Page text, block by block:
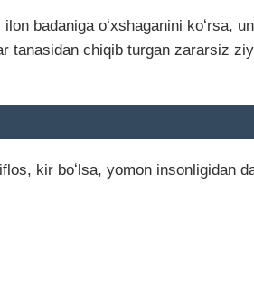
badaniga oʻxshaganini koʻrsa,
tanasidan chiqib turgan zararsiz
kir boʻlsa, yomon insonligidan